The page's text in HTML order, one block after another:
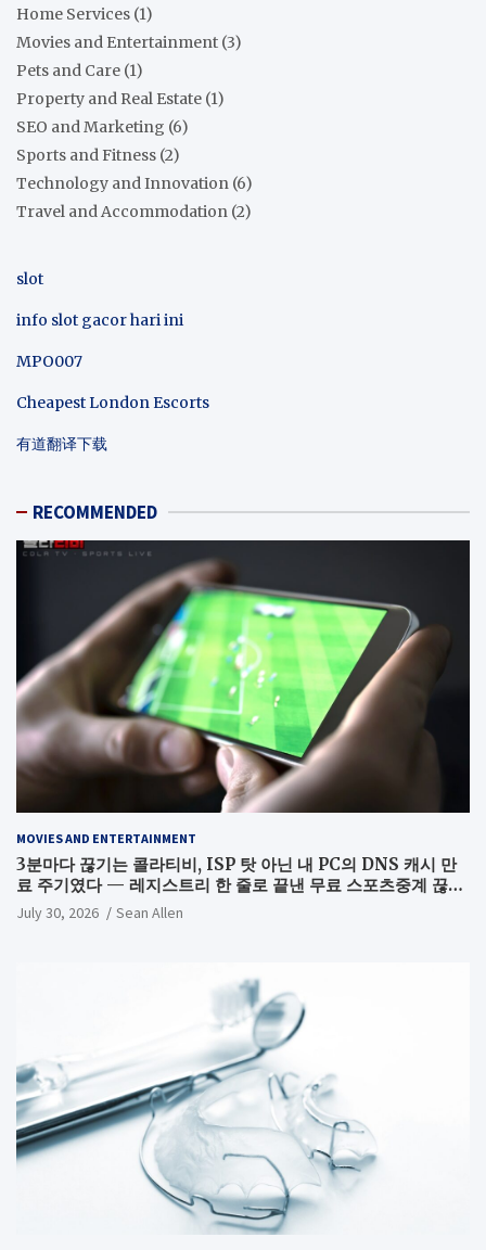
Home Services (1)
Movies and Entertainment (3)
Pets and Care (1)
Property and Real Estate (1)
SEO and Marketing (6)
Sports and Fitness (2)
Technology and Innovation (6)
Travel and Accommodation (2)
slot
info slot gacor hari ini
MPO007
Cheapest London Escorts
有道翻译下载
RECOMMENDED
MOVIES AND ENTERTAINMENT
3분마다 끊기는 콜라티비, ISP 탓 아닌 내 PC의 DNS 캐시 만
료 주기였다 — 레지스트리 한 줄로 끝낸 무료 스포츠중계 끊김
해결기
July 30, 2026 Sean Allen